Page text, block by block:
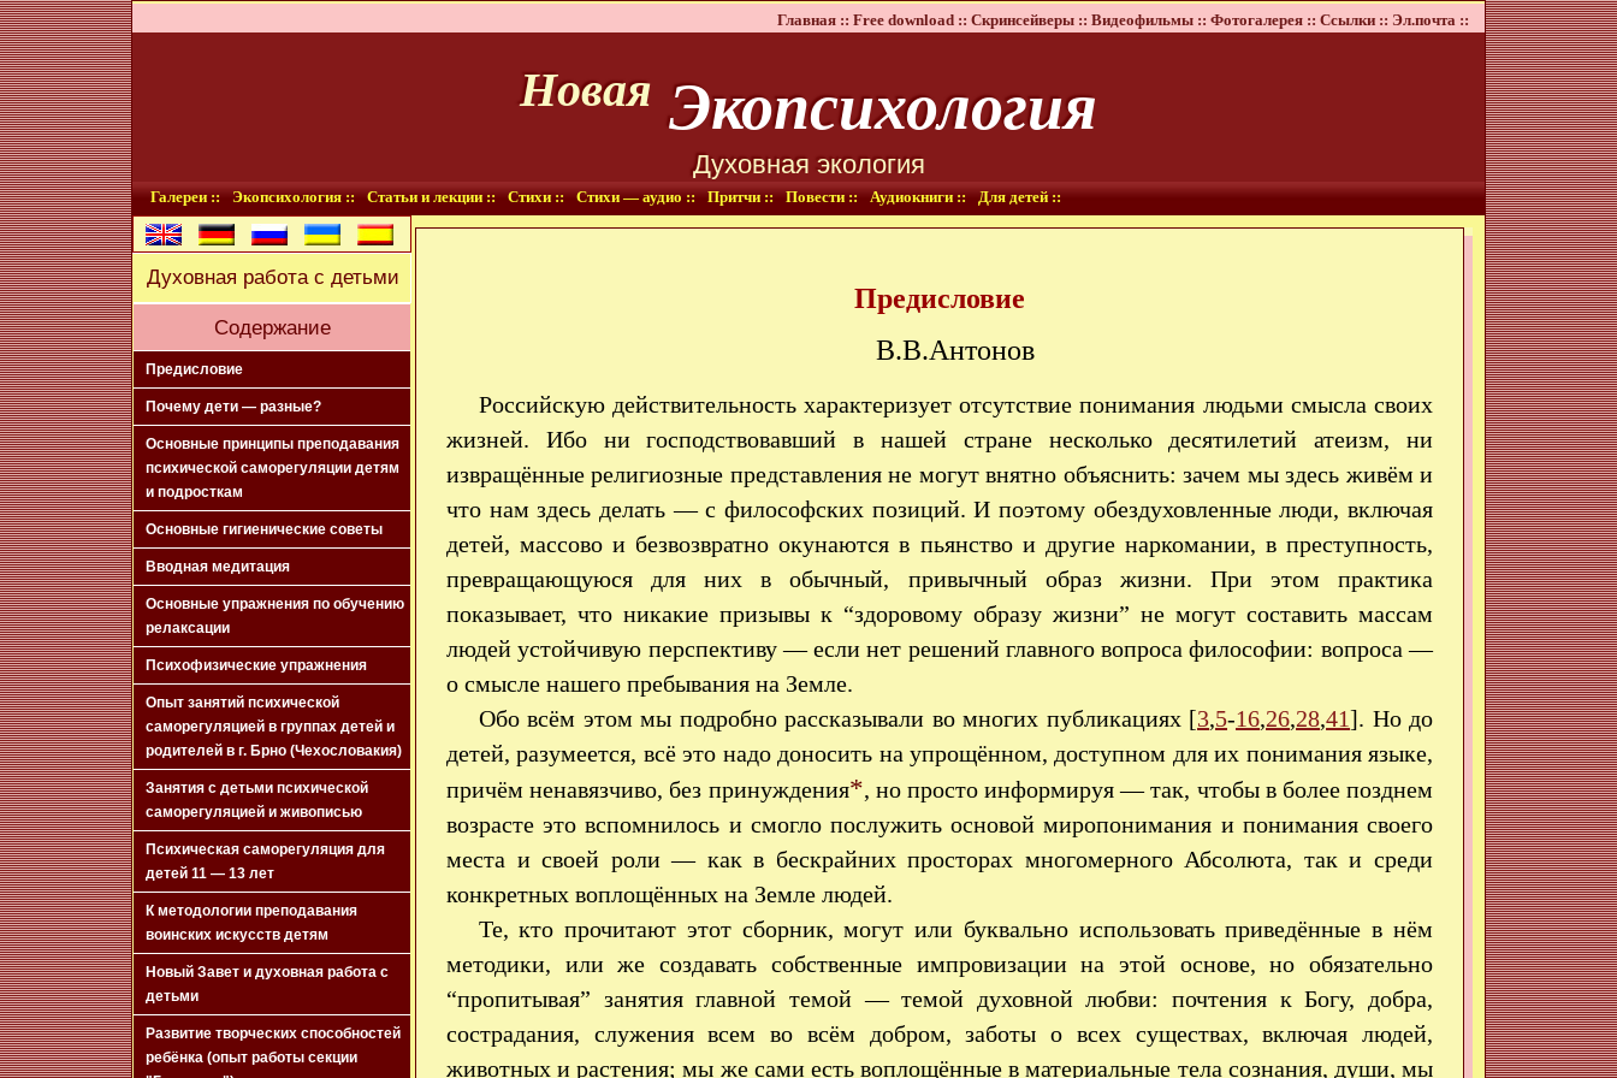
Главная :: Free download :: Скринсейверы :: Видеофильмы :: Фотогалерея :: Ссылки :: Эл.почта ::
Новая Экопсихология
Духовная экология
Галереи :: Экопсихология :: Статьи и лекции :: Стихи :: Стихи — аудио :: Притчи :: Повести :: Аудиокниги :: Для детей ::
Духовная работа с детьми
Содержание
Предисловие
Почему дети — разные?
Основные принципы преподавания
психической саморегуляции детям
и подросткам
Основные гигиенические советы
Вводная медитация
Основные упражнения по обучению
релаксации
Психофизические упражнения
Опыт занятий психической
саморегуляцией в группах детей и
родителей в г. Брно (Чехословакия)
Занятия с детьми психической
саморегуляцией и живописью
Психическая саморегуляция для
детей 11 — 13 лет
К методологии преподавания
воинских искусств детям
Новый Завет и духовная работа с
детьми
Развитие творческих способностей
ребёнка (опыт работы секции
Предисловие
В.В.Антонов
Российскую действительность характеризует отсутствие понимания людьми смысла своих
жизней. Ибо ни господствовавший в нашей стране несколько десятилетий атеизм, ни
извращённые религиозные представления не могут внятно объяснить: зачем мы здесь живём и
что нам здесь делать — с философских позиций. И поэтому обездуховленные люди, включая
детей, массово и безвозвратно окунаются в пьянство и другие наркомании, в преступность,
превращающуюся для них в обычный, привычный образ жизни. При этом практика
показывает, что никакие призывы к “здоровому образу жизни” не могут составить массам
людей устойчивую перспективу — если нет решений главного вопроса философии: вопроса —
о смысле нашего пребывания на Земле.
Обо всём этом мы подробно рассказывали во многих публикациях [3,5-16,26,28,41]. Но до
детей, разумеется, всё это надо доносить на упрощённом, доступном для их понимания языке,
причём ненавязчиво, без принуждения*, но просто информируя — так, чтобы в более позднем
возрасте это вспомнилось и смогло послужить основой миропонимания и понимания своего
места и своей роли — как в бескрайних просторах многомерного Абсолюта, так и среди
конкретных воплощённых на Земле людей.
Те, кто прочитают этот сборник, могут или буквально использовать приведённые в нём
методики, или же создавать собственные импровизации на этой основе, но обязательно
“пропитывая” занятия главной темой — темой духовной любви: почтения к Богу, добра,
сострадания, служения всем во всём добром, заботы о всех существах, включая людей,
животных и растения; мы же сами есть воплощённые в материальные тела сознания, души, мы